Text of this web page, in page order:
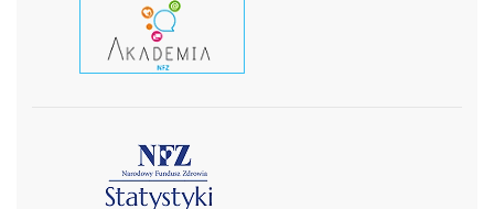
czytaj więcej